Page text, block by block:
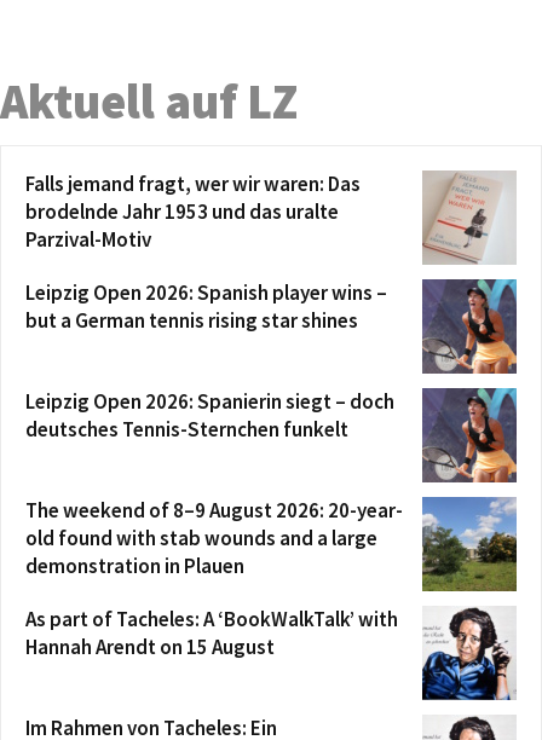
Aktuell auf LZ
Falls jemand fragt, wer wir waren: Das
brodelnde Jahr 1953 und das uralte
Parzival-Motiv
Leipzig Open 2026: Spanish player wins –
but a German tennis rising star shines
Leipzig Open 2026: Spanierin siegt – doch
deutsches Tennis-Sternchen funkelt
The weekend of 8–9 August 2026: 20-year-
old found with stab wounds and a large
demonstration in Plauen
As part of Tacheles: A ‘BookWalkTalk’ with
Hannah Arendt on 15 August
Im Rahmen von Tacheles: Ein